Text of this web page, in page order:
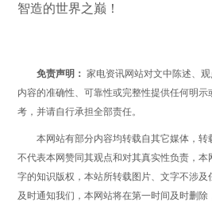
智造的世界之巅！
免责声明： 家电资讯网站对文中陈述、
内容的准确性、可靠性或完整性提供任何明
考，并请自行承担全部责任。
本网站有部分内容均转载自其它媒体，
不代表本网赞同其观点和对其真实性负责，
字的知识版权，本站所转载图片、文字不涉
及时通知我们，本网站将在第一时间及时删